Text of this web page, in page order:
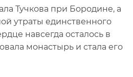
Тучкова при Бородине, а
утраты единственного
навсегда осталось в
монастырь и стала его